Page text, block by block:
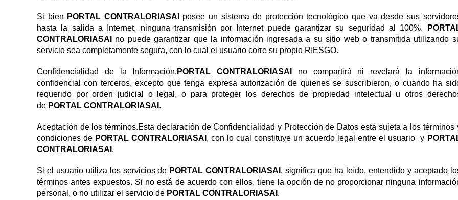
Si bien PORTAL CONTRALORIASAI posee un sistema de protección tecnológico que va desde sus
hasta la salida a Internet, ninguna transmisión por Internet puede garantizar su seguridad al 100%.
CONTRALORIASAI no puede garantizar que la información ingresada a su sitio web o transmitida utilizando
servicio sea completamente segura, con lo cual el usuario corre su propio RIESGO.
Confidencialidad de la Información. PORTAL CONTRALORIASAI no compartirá ni revelará la
confidencial con terceros, excepto que tenga expresa autorización de quienes se suscribieron, o cuando ha
requerido por orden judicial o legal, o para proteger los derechos de propiedad intelectual u otros
de PORTAL CONTRALORIASAI .
Aceptación de los términos.Esta declaración de Confidencialidad y Protección de Datos está sujeta a los términos
condiciones de PORTAL CONTRALORIASAI , con lo cual constituye un acuerdo legal entre el usuario y
CONTRALORIASAI .
Si el usuario utiliza los servicios de PORTAL CONTRALORIASAI , significa que ha leído, entendido y aceptado
términos antes expuestos. Si no está de acuerdo con ellos, tiene la opción de no proporcionar ninguna
personal, o no utilizar el servicio de PORTAL CONTRALORIASAI .